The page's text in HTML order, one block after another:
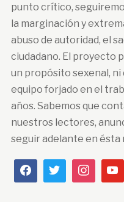
punto crítico,
la marginación y
abuso de autoridad, el
ciudadano. El proyecto
un propósito sexenal,
equipo forjado en el
años. Sabemos que
nuestros lectores,
seguir adelante en ésta